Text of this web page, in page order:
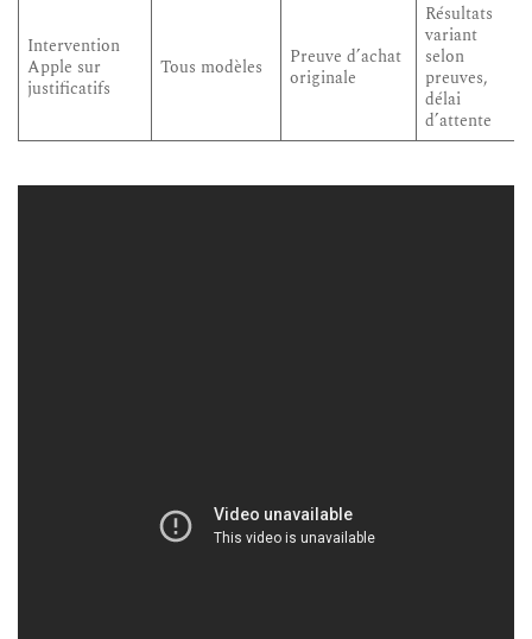
Intervention
Apple sur
justificatifs
Tous modèles
Preuve d’achat
originale
Résultats
variant
selon
preuves,
délai
d’attente